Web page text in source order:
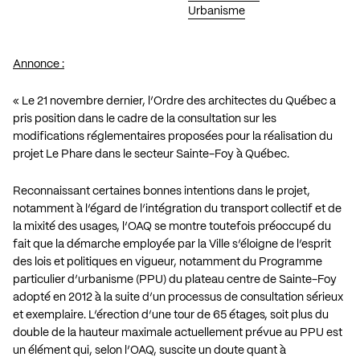
Urbanisme
Annonce :
« Le 21 novembre dernier, l’Ordre des architectes du Québec a
pris position dans le cadre de la consultation sur les
modifications réglementaires proposées pour la réalisation du
projet Le Phare dans le secteur Sainte-Foy à Québec.
Reconnaissant certaines bonnes intentions dans le projet,
notamment à l’égard de l’intégration du transport collectif et de
la mixité des usages, l’OAQ se montre toutefois préoccupé du
fait que la démarche employée par la Ville s’éloigne de l’esprit
des lois et politiques en vigueur, notamment du Programme
particulier d’urbanisme (PPU) du plateau centre de Sainte-Foy
adopté en 2012 à la suite d’un processus de consultation sérieux
et exemplaire. L’érection d’une tour de 65 étages, soit plus du
double de la hauteur maximale actuellement prévue au PPU est
un élément qui, selon l’OAQ, suscite un doute quant à